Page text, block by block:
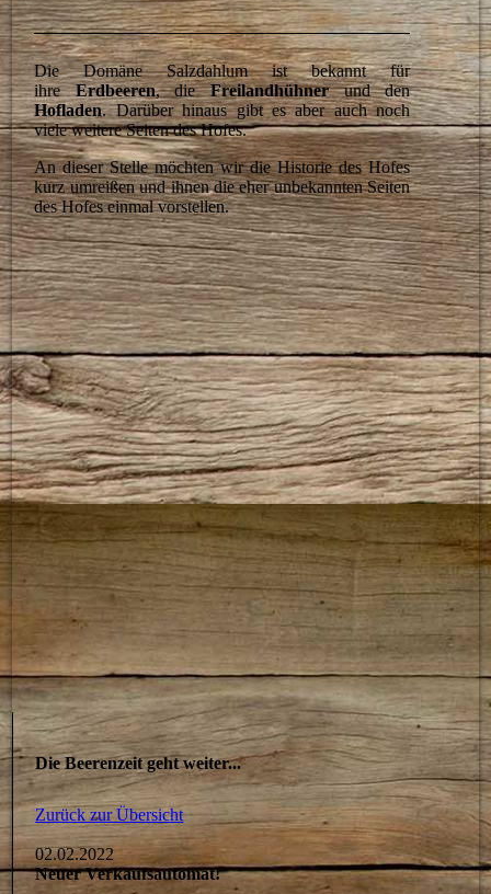
Die Domäne Salzdahlum ist bekannt für
ihreErdbeeren, dieFreilandhühnerund den
Hofladen. Darüber hinaus gibt es aber auch noch
viele weitere Seiten des Hofes.
An dieser Stelle möchten wir die Historie des Hofes
kurz umreißen und ihnen die eher unbekannten Seiten
des Hofes einmal vorstellen.
Die Beerenzeit geht weiter...
Zurück zur Übersicht
02.02.2022
Neuer Verkaufsautomat!